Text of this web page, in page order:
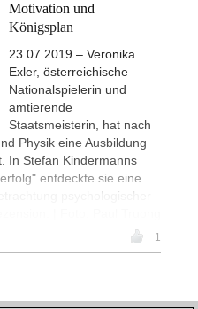
Motivation und
Königsplan
23.07.2019 – Veronika
Exler, österreichische
Nationalspielerin und
amtierende
Staatsmeisterin, hat nach
Physik eine Ausbildung
In Stefan Kindermanns
entdeckte sie eine
psychologischer
1